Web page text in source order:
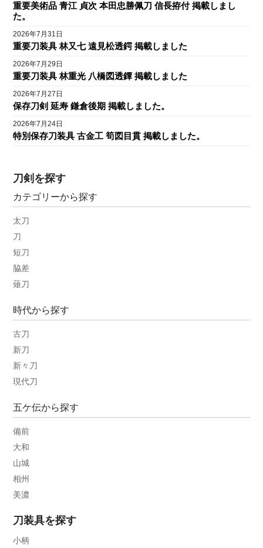
重要美術品 青江 貞次 本田忠勝佩刀 信長拵付 掲載しまし
た。
2026年7月31日
重要刀装具 林又七 遠見松透鍔 掲載しました
2026年7月29日
重要刀装具 林重光 八橋図透鐔 掲載しました
2026年7月27日
保存刀剣 延寿 鎌倉後期 掲載しました。
2026年7月24日
特別保存刀装具 古金工 筍図目貫 掲載しました。
刀剣を探す
カテゴリーから探す
太刀
刀
短刀
脇差
薙刀
時代から探す
古刀
新刀
新々刀
現代刀
五ケ伝から探す
備前
大和
山城
相州
美濃
刀装具を探す
小柄